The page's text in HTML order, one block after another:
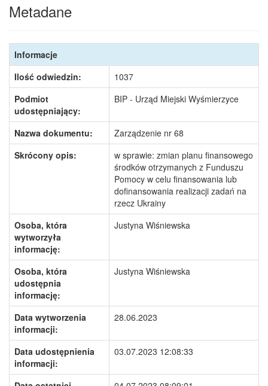
Metadane
Informacje
Ilość odwiedzin:
1037
Podmiot
udostępniający:
BIP - Urząd Miejski Wyśmierzyce
Nazwa dokumentu:
Zarządzenie nr 68
Skrócony opis:
w sprawie: zmian planu finansowego
środków otrzymanych z Funduszu
Pomocy w celu finansowania lub
dofinansowania realizacji zadań na
rzecz Ukrainy
Osoba, która
wytworzyła
informację:
Justyna Wiśniewska
Osoba, która
udostępnia
informację:
Justyna Wiśniewska
Data wytworzenia
informacji:
28.06.2023
Data udostępnienia
informacji:
03.07.2023 12:08:33